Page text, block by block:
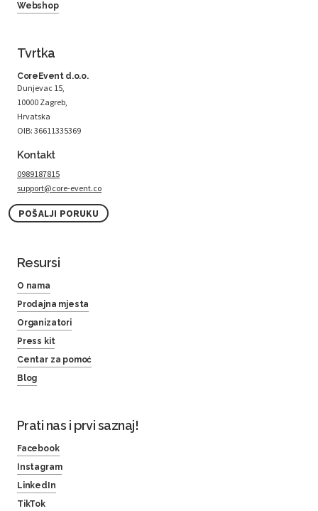
Webshop
Tvrtka
CoreEvent d.o.o.
Dunjevac 15,
10000 Zagreb,
Hrvatska
OIB: 36611335369
Kontakt
0989187815
support@core-event.co
POŠALJI PORUKU
Resursi
O nama
Prodajna mjesta
Organizatori
Press kit
Centar za pomoć
Blog
Prati nas i prvi saznaj!
Facebook
Instagram
LinkedIn
TikTok